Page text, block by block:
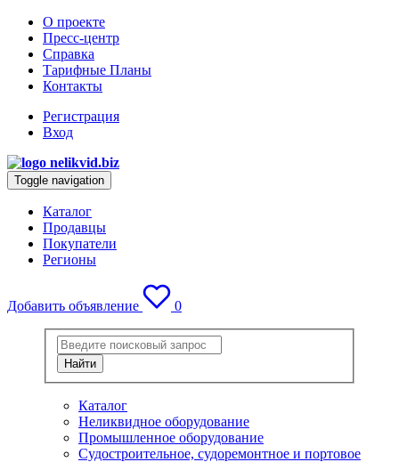
О проекте
Пресс-центр
Справка
Тарифные Планы
Контакты
Регистрация
Вход
Toggle navigation
Каталог
Продавцы
Покупатели
Регионы
Добавить объявление 0
Найти
Каталог
Неликвидное оборудование
Промышленное оборудование
Судостроительное, судоремонтное и портовое